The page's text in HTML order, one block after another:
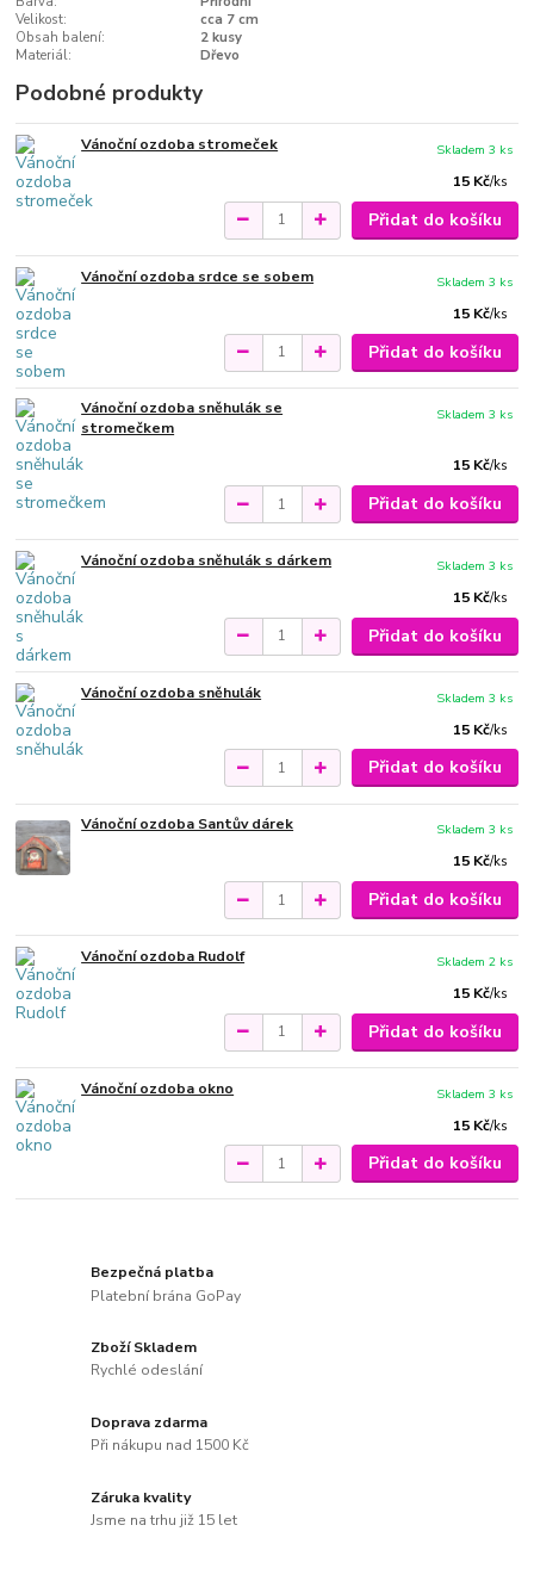
Velikost:
cca 7 cm
Obsah balení:
2 kusy
Materiál:
Dřevo
Podobné produkty
Vánoční ozdoba stromeček
15 Kč/ks
Skladem 3 ks
Přidat do košíku
Vánoční ozdoba srdce se sobem
15 Kč/ks
Skladem 3 ks
Přidat do košíku
Vánoční ozdoba sněhulák se
stromečkem
15 Kč/ks
Skladem 3 ks
Přidat do košíku
Vánoční ozdoba sněhulák s dárkem
15 Kč/ks
Skladem 3 ks
Přidat do košíku
Vánoční ozdoba sněhulák
15 Kč/ks
Skladem 3 ks
Přidat do košíku
Vánoční ozdoba Santův dárek
15 Kč/ks
Skladem 3 ks
Přidat do košíku
Vánoční ozdoba Rudolf
15 Kč/ks
Skladem 2 ks
Přidat do košíku
Vánoční ozdoba okno
15 Kč/ks
Skladem 3 ks
Přidat do košíku
Bezpečná platba
Platební brána GoPay
Zboží Skladem
Rychlé odeslání
Doprava zdarma
Při nákupu nad 1500 Kč
Záruka kvality
Jsme na trhu již 15 let